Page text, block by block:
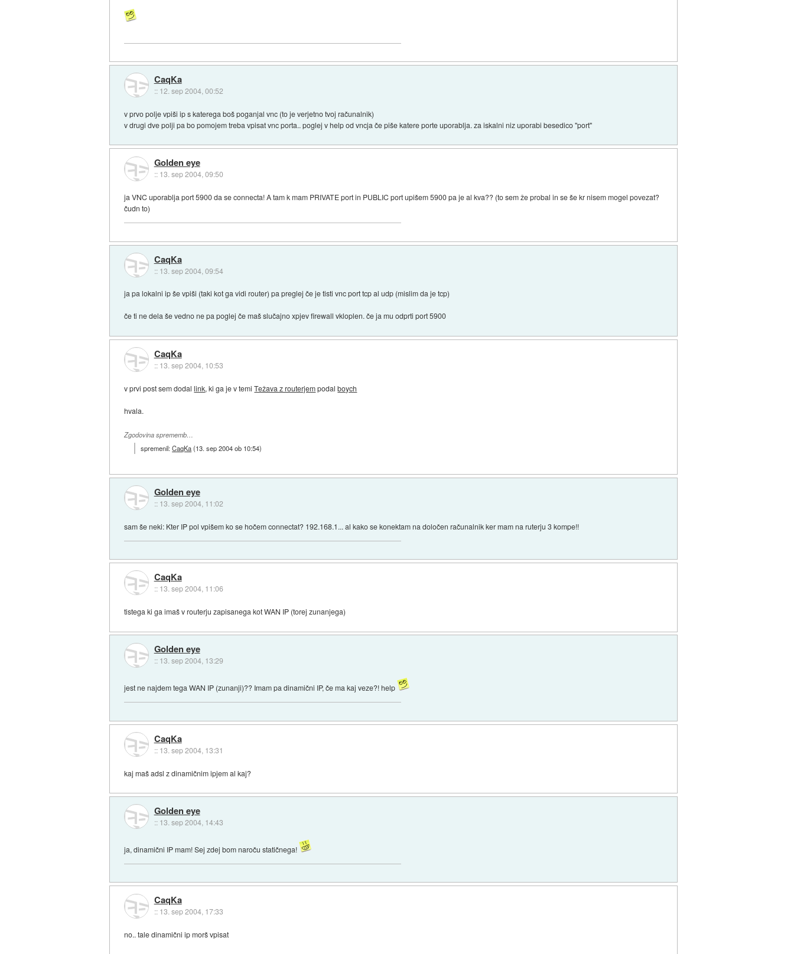
CaqKa
:: 12. sep 2004, 00:52
v prvo polje vpiši ip s katerega boš poganjal vnc (to je verjetno tvoj računalnik)
v drugi dve polji pa bo pomojem treba vpisat vnc porta.. poglej v help od vncja če piše katere porte uporablja. za iskalni niz uporabi besedico "port"
Golden eye
:: 13. sep 2004, 09:50
ja VNC uporablja port 5900 da se connecta! A tam k mam PRIVATE port in PUBLIC port upišem 5900 pa je al kva?? (to sem že probal in se še kr nisem mogel povezat?
čudn to)
CaqKa
:: 13. sep 2004, 09:54
ja pa lokalni ip še vpiši (taki kot ga vidi router) pa preglej če je tisti vnc port tcp al udp (mislim da je tcp)
če ti ne dela še vedno ne pa poglej če maš slučajno xpjev firewall vkloplen. če ja mu odprti port 5900
CaqKa
:: 13. sep 2004, 10:53
v prvi post sem dodallink, ki ga je v temiTežava z routerjempodalboych
hvala.
Zgodovina sprememb…
spremenil:CaqKa(13. sep 2004 ob 10:54)
Golden eye
:: 13. sep 2004, 11:02
sam še neki: Kter IP pol vpišem ko se hočem connectat? 192.168.1... al kako se konektam na določen računalnik ker mam na ruterju 3 kompe!!
CaqKa
:: 13. sep 2004, 11:06
tistega ki ga imaš v routerju zapisanega kot WAN IP (torej zunanjega)
Golden eye
:: 13. sep 2004, 13:29
jest ne najdem tega WAN IP (zunanji)?? Imam pa dinamični IP, če ma kaj veze?! help
CaqKa
:: 13. sep 2004, 13:31
kaj maš adsl z dinamičnim ipjem al kaj?
Golden eye
:: 13. sep 2004, 14:43
ja, dinamični IP mam! Sej zdej bom naroču statičnega!
CaqKa
:: 13. sep 2004, 17:33
no.. tale dinamični ip morš vpisat